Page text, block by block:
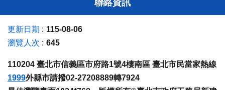
聯絡資訊
更新日期
115-08-06
瀏覽人次
645
110204 臺北市信義區市府路1號4樓南區 臺北市民當家熱線
1999外縣市請撥02-27208889轉7924